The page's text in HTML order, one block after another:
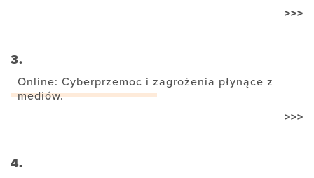
>>>
3.
Online: Cyberprzemoc i zagrożenia płynące z
mediów.
>>>
4.